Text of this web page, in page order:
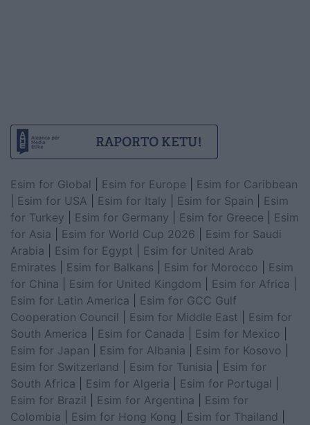
Esim for Global Esim for Europe
Esim for Caribbean
Esim for USA Esim for Italy Esim for Spain
Esim
for Turkey
Esim for Germany Esim for Greece
Esim
for Asia
Esim for World Cup 2026
Esim for Saudi
Arabia
Esim for Egypt
Esim for United Arab
Emirates
Esim for Balkans Esim for Morocco
Esim
for China
Esim for United Kingdom Esim for Africa
Esim for Latin America
Esim for GCC Gulf
Cooperation Council
Esim for Middle East
Esim for
South America
Esim for Canada Esim for Mexico
Esim for Japan
Esim for Albania Esim for Kosovo
Esim for Switzerland
Esim for Tunisia
Esim for
South Africa
Esim for Algeria Esim for Portugal
Esim for Brazil
Esim for Argentina
Esim for
Colombia
Esim for Hong Kong Esim for Thailand